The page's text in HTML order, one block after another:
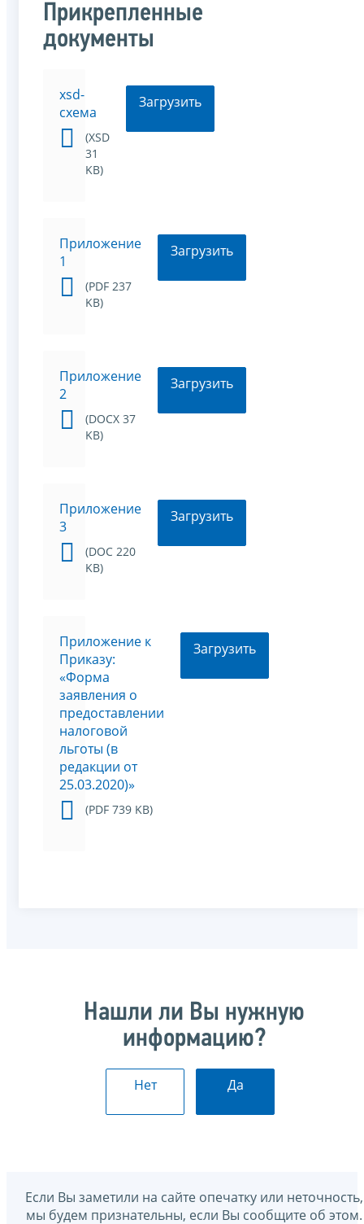
Прикрепленные
документы
xsd-
схема
(XSD
31
KB)
Загрузить
Приложение
1
(PDF 237
KB)
Загрузить
Приложение
2
(DOCX 37
KB)
Загрузить
Приложение
3
(DOC 220
KB)
Загрузить
Приложение к
Приказу:
«Форма
заявления о
предоставлении
налоговой
льготы (в
редакции от
25.03.2020)»
(PDF 739 KB)
Загрузить
Нашли ли Вы нужную
информацию?
Нет Да
Если Вы заметили на сайте опечатку или неточность,
мы будем признательны, если Вы сообщите об этом.